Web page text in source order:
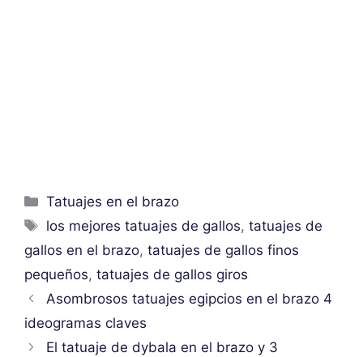
Categorías
Tatuajes en el brazo
Etiquetas
los mejores tatuajes de gallos,tatuajes de
gallos en el brazo, tatuajes de gallos finos
pequeños, tatuajes de gallos giros
Asombrosos tatuajes egipcios en el brazo 4
ideogramas claves
El tatuaje de dybala en el brazo y 3